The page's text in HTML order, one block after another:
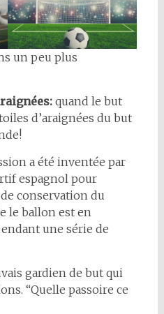
un peu plus
quand le but
d’araignées du but
a été inventée par
espagnol pour
conservation du
le ballon est en
une série de
gardien de but qui
“Quelle passoire ce